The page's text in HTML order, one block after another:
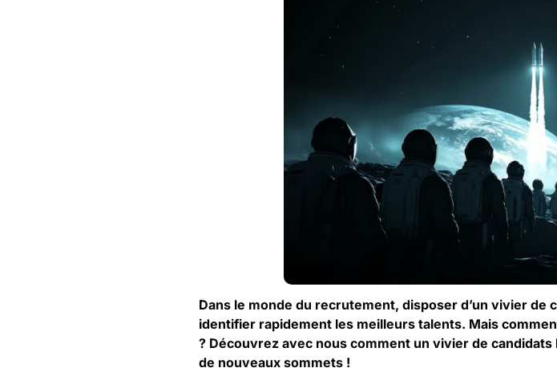
Dans le monde du recrutement, disposer d’un vivier
identifier rapidement les meilleurs talents. Mais
? Découvrez avec nous comment un vivier de
de nouveaux sommets !